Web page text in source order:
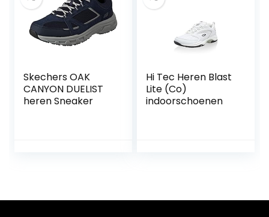
Skechers OAK
CANYON DUELIST
heren Sneaker
Hi Tec Heren Blast
Lite (Co)
indoorschoenen